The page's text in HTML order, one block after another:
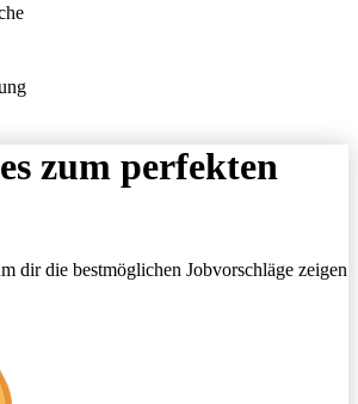
zum perfekten
dir die bestmöglichen Jobvorschläge zeigen